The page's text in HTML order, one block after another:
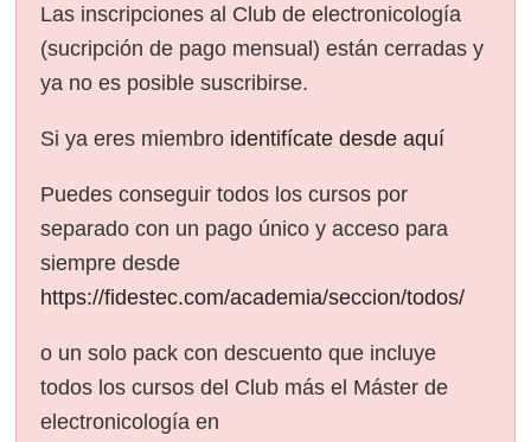
Las inscripciones al Club de electronicología
(sucripción de pago mensual) están cerradas y
ya no es posible suscribirse.
Si ya eres miembro identifícate desde aquí
Puedes conseguir todos los cursos por
separado con un pago único y acceso para
siempre desde
https://fidestec.com/academia/seccion/todos/
o un solo pack con descuento que incluye
todos los cursos del Club más el Máster de
electronicología en